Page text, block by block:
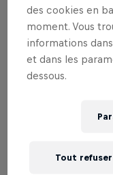
des cookies en
moment. Vous
informations
et dans les
dessous.
Tout refuser